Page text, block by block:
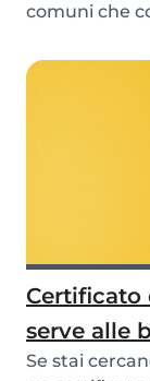
comuni che
Certificato
serve alle
Se stai